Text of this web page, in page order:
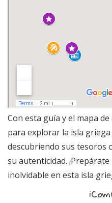
Con esta guía y el mapa
para explorar la isla
descubriendo sus tesoros
su autenticidad.
inolvidable en esta isla